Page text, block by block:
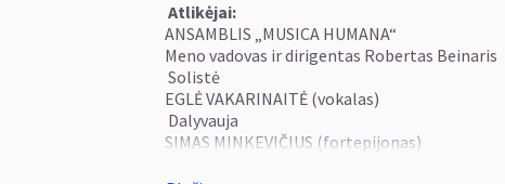
Atlikėjai:
ANSAMBLIS „MUSICA HUMANA“
Meno vadovas ir dirigentas Robertas Beinaris
Solistė
EGLĖ VAKARINAITĖ (vokalas)
Dalyvauja
SIMAS MINKEVIČIUS (fortepijonas)